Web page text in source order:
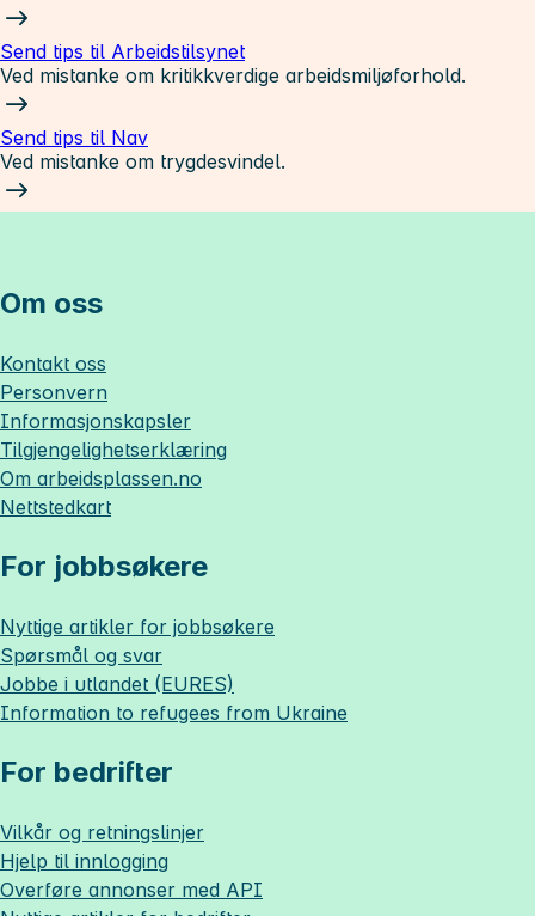
Send tips til Arbeidstilsynet
Ved mistanke om kritikkverdige arbeidsmiljøforhold.
Send tips til Nav
Ved mistanke om trygdesvindel.
Om oss
Kontakt oss
Personvern
Informasjonskapsler
Tilgjengelighetserklæring
Om arbeidsplassen.no
Nettstedkart
For jobbsøkere
Nyttige artikler for jobbsøkere
Spørsmål og svar
Jobbe i utlandet (EURES)
Information to refugees from Ukraine
For bedrifter
Vilkår og retningslinjer
Hjelp til innlogging
Overføre annonser med API